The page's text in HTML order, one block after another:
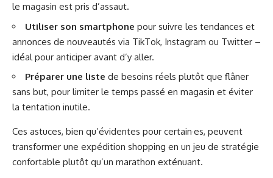
le magasin est pris d’assaut.
Utiliser son smartphone pour suivre les tendances et
annonces de nouveautés via TikTok, Instagram ou Twitter –
idéal pour anticiper avant d’y aller.
Préparer une liste de besoins réels plutôt que flâner
sans but, pour limiter le temps passé en magasin et éviter
la tentation inutile.
Ces astuces, bien qu’évidentes pour certain·es, peuvent
transformer une expédition shopping en un jeu de stratégie
confortable plutôt qu’un marathon exténuant.